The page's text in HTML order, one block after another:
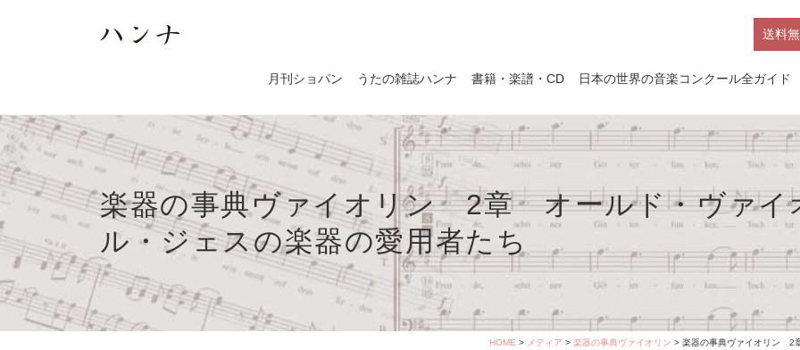
送料
月刊ショパン うたの雑誌ハンナ 書籍・楽譜・CD 日本の世界の音楽コンクール全ガイド
楽器の事典ヴァイオリン 2章 オールド・ヴァ
ル・ジェスの楽器の愛用者たち
HOME > メディア > 楽器の事典ヴァイオリン > 楽器の事典ヴァイオリン 2